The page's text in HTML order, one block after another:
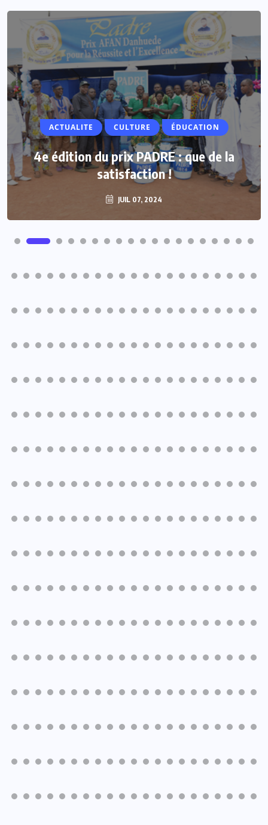
ACTUALITE CULTURE ÉDUCATION
4e édition du prix PADRE : que de la
satisfaction !
JUIL 07, 2024
ACTUALITE
Vacances parlementaires : les députés
renforcent leur proximité avec les
populations
JUIL 07, 2024